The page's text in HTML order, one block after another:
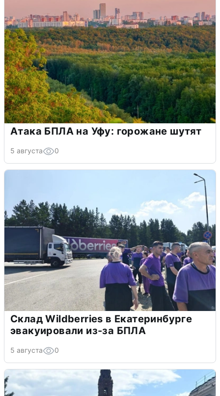
Атака БПЛА на Уфу: горожане шутят
5 августа 0
Склад Wildberries в Екатеринбурге
эвакуировали из-за БПЛА
5 августа 0